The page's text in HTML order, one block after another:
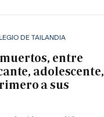
DE TAILANDIA
entre
adolescente,
a sus